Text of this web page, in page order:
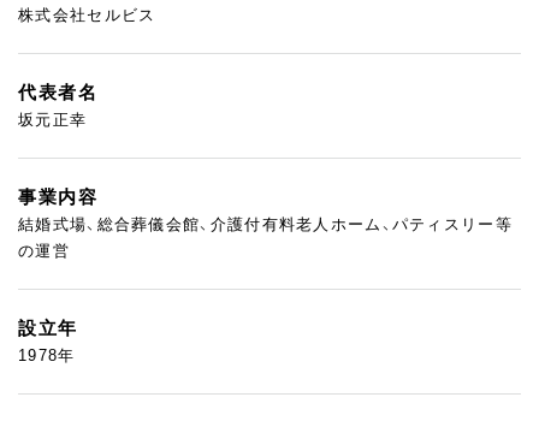
株式会社セルビス
代表者名
坂元正幸
事業内容
結婚式場、総合葬儀会館、介護付有料老人ホーム、パティスリー等
の運営
設立年
1978年